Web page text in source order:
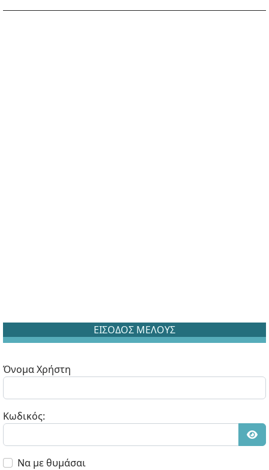
ΕΙΣΟΔΟΣ ΜΕΛΟΥΣ
Όνομα Χρήστη
Κωδικός:
Να με θυμάσαι